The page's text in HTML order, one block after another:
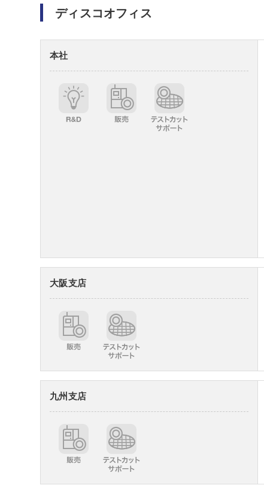
ディスコオフィス
本社
大阪支店
九州支店